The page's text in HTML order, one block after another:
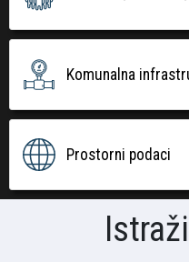
Komunalna
Prostorni podaci